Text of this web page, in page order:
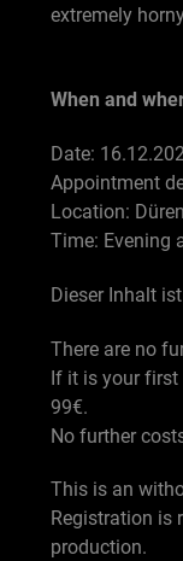
extremely
When and
Date:
Appointment
Location: Düren
Time: Evening
Dieser Inhalt
There are no
If it is your first
99€.
No further
This is an
Registration is
production.